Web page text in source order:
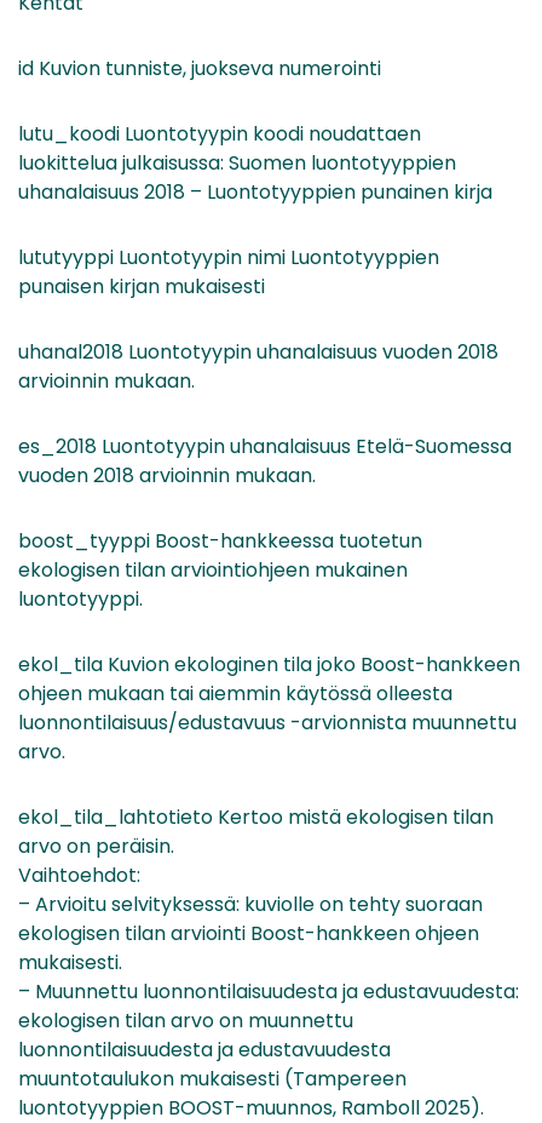
id Kuvion tunniste, juokseva numerointi
lutu_koodi Luontotyypin koodi noudattaen
luokittelua julkaisussa: Suomen luontotyyppien
uhanalaisuus 2018 – Luontotyyppien punainen kirja
lututyyppi Luontotyypin nimi Luontotyyppien
punaisen kirjan mukaisesti
uhanal2018 Luontotyypin uhanalaisuus vuoden 2018
arvioinnin mukaan.
es_2018 Luontotyypin uhanalaisuus Etelä-Suomessa
vuoden 2018 arvioinnin mukaan.
boost_tyyppi Boost-hankkeessa tuotetun
ekologisen tilan arviointiohjeen mukainen
luontotyyppi.
ekol_tila Kuvion ekologinen tila joko Boost-hankkeen
ohjeen mukaan tai aiemmin käytössä olleesta
luonnontilaisuus/edustavuus -arvionnista muunnettu
arvo.
ekol_tila_lahtotieto Kertoo mistä ekologisen tilan
arvo on peräisin.
Vaihtoehdot:
– Arvioitu selvityksessä: kuviolle on tehty suoraan
ekologisen tilan arviointi Boost-hankkeen ohjeen
mukaisesti.
– Muunnettu luonnontilaisuudesta ja edustavuudesta:
ekologisen tilan arvo on muunnettu
luonnontilaisuudesta ja edustavuudesta
muuntotaulukon mukaisesti (Tampereen
luontotyyppien BOOST-muunnos, Ramboll 2025).